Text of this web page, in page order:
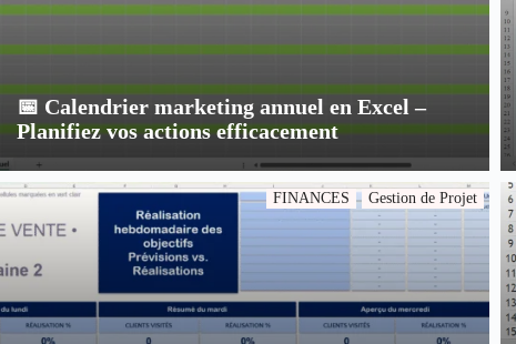
📅 Calendrier marketing annuel en Excel –
Planifiez vos actions efficacement
FINANCES Gestion de Projet